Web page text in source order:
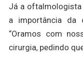
Já a oftalmologista
a importância da
“Oramos com
cirurgia, pedindo